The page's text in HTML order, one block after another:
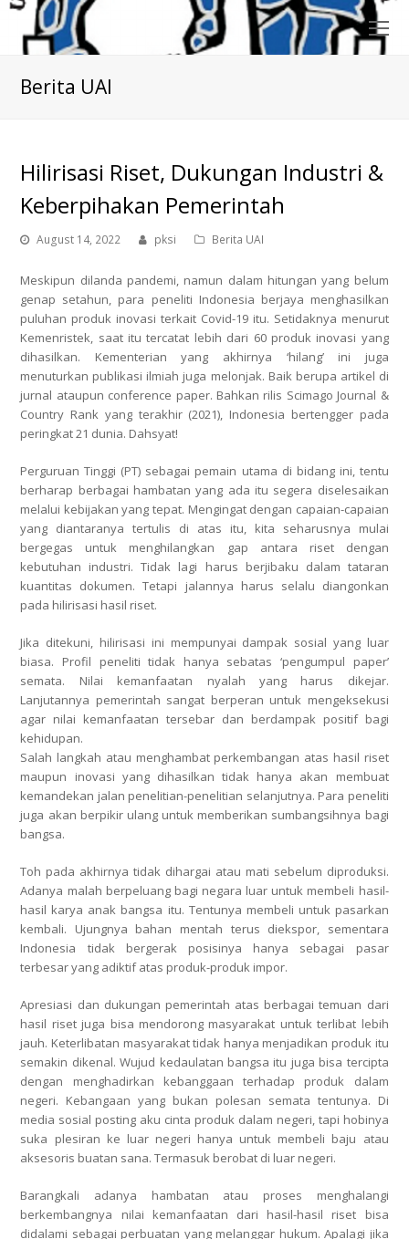
Berita UAI
Hilirisasi Riset, Dukungan Industri &
Keberpihakan Pemerintah
August 14, 2022 pksi Berita UAI
Meskipun dilanda pandemi, namun dalam hitungan yang belum
genap setahun, para peneliti Indonesia berjaya menghasilkan
puluhan produk inovasi terkait Covid-19 itu. Setidaknya menurut
Kemenristek, saat itu tercatat lebih dari 60 produk inovasi yang
dihasilkan. Kementerian yang akhirnya ‘hilang’ ini juga
menuturkan publikasi ilmiah juga melonjak. Baik berupa artikel di
jurnal ataupun conference paper. Bahkan rilis Scimago Journal &
Country Rank yang terakhir (2021), Indonesia bertengger pada
peringkat 21 dunia. Dahsyat!
Perguruan Tinggi (PT) sebagai pemain utama di bidang ini, tentu
berharap berbagai hambatan yang ada itu segera diselesaikan
melalui kebijakan yang tepat. Mengingat dengan capaian-capaian
yang diantaranya tertulis di atas itu, kita seharusnya mulai
bergegas untuk menghilangkan gap antara riset dengan
kebutuhan industri. Tidak lagi harus berjibaku dalam tataran
kuantitas dokumen. Tetapi jalannya harus selalu diangonkan
pada hilirisasi hasil riset.
Jika ditekuni, hilirisasi ini mempunyai dampak sosial yang luar
biasa. Profil peneliti tidak hanya sebatas ‘pengumpul paper’
semata. Nilai kemanfaatan nyalah yang harus dikejar.
Lanjutannya pemerintah sangat berperan untuk mengeksekusi
agar nilai kemanfaatan tersebar dan berdampak positif bagi
kehidupan.
Salah langkah atau menghambat perkembangan atas hasil riset
maupun inovasi yang dihasilkan tidak hanya akan membuat
kemandekan jalan penelitian-penelitian selanjutnya. Para peneliti
juga akan berpikir ulang untuk memberikan sumbangsihnya bagi
bangsa.
Toh pada akhirnya tidak dihargai atau mati sebelum diproduksi.
Adanya malah berpeluang bagi negara luar untuk membeli hasil-
hasil karya anak bangsa itu. Tentunya membeli untuk pasarkan
kembali. Ujungnya bahan mentah terus diekspor, sementara
Indonesia tidak bergerak posisinya hanya sebagai pasar
terbesar yang adiktif atas produk-produk impor.
Apresiasi dan dukungan pemerintah atas berbagai temuan dari
hasil riset juga bisa mendorong masyarakat untuk terlibat lebih
jauh. Keterlibatan masyarakat tidak hanya menjadikan produk itu
semakin dikenal. Wujud kedaulatan bangsa itu juga bisa tercipta
dengan menghadirkan kebanggaan terhadap produk dalam
negeri. Kebangaan yang bukan polesan semata tentunya. Di
media sosial posting aku cinta produk dalam negeri, tapi hobinya
suka plesiran ke luar negeri hanya untuk membeli baju atau
aksesoris buatan sana. Termasuk berobat di luar negeri.
Barangkali adanya hambatan atau proses menghalangi
berkembangnya nilai kemanfaatan dari hasil-hasil riset bisa
didalami sebagai perbuatan yang melanggar hukum. Apalagi jika